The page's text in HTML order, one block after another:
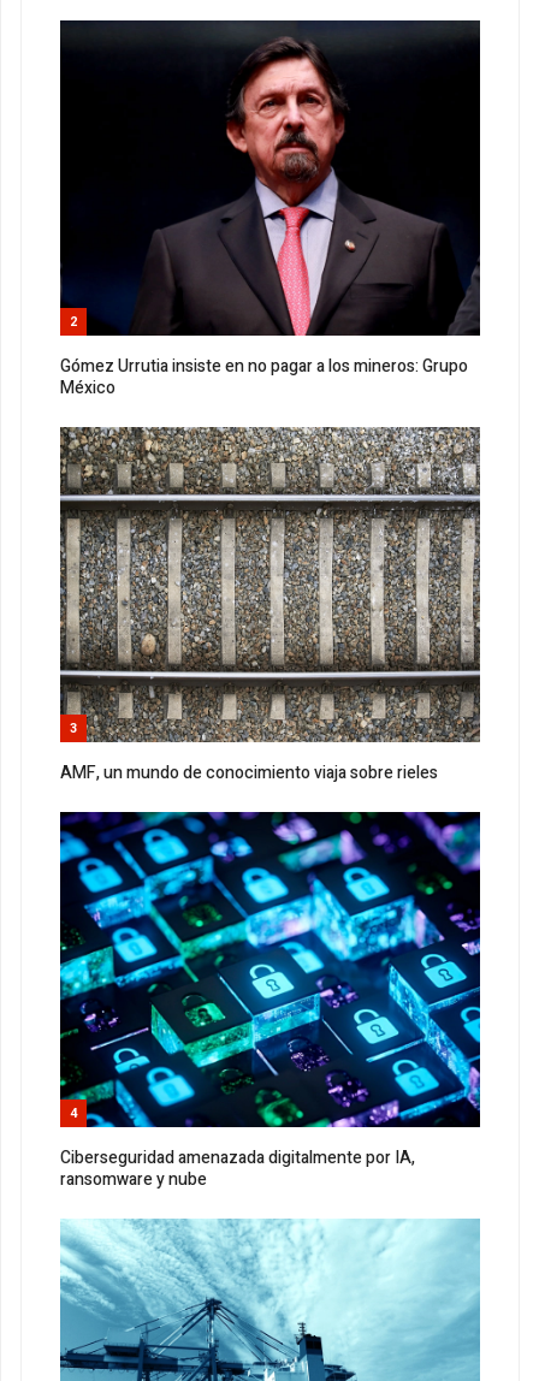
2
Gómez Urrutia insiste en no pagar a los mineros: Grupo
México
3
AMF, un mundo de conocimiento viaja sobre rieles
4
Ciberseguridad amenazada digitalmente por IA,
ransomware y nube